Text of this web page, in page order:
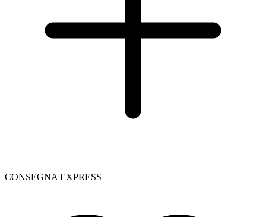
CONSEGNA EXPRESS